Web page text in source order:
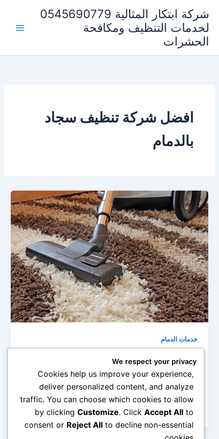
المحتوى
شركة ابتكار المثالية 0545690779
لخدمات التنظيف ومكافحة
الحشرات
افضل شركة تنظيف سجاد
بالدمام
خدمات الدمام
شركة تنظيف سجاد بالدمام 0545690779
admin
/أبريل 22, 2019
شركة تنظيف سجاد بالدمام يحتاج الكثير من الأشخاص إلى
تنظيف السجاد من الحين للآخر خصوصا في المناسبات
ولذلك يلجأون إلى […]
We respect your privacy
Cookies help us improve your experience,
deliver personalized content, and analyze
traffic. You can choose which cookies to allow
by clickingCustomize. ClickAccept All to
consent or Reject All to decline non-essential